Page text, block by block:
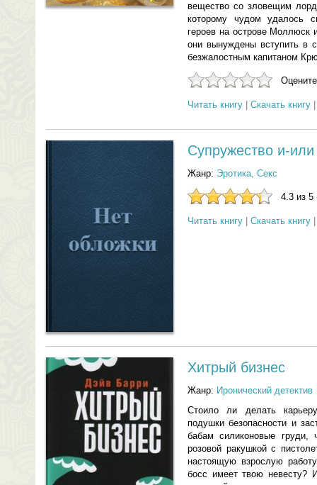
вещество со зловещим
которому чудом удалось
героев на острове Моллюск
они вынуждены вступить в
безжалостным капитаном
Читать книгу Скачать книгу
Супружество и-или
Жанр: Эротика, Секс
4.3 из 5
Читать книгу Скачать книгу
Хитрый бизнес
Жанр: Иронический детектив
Стоило ли делать
подушки безопасности и
бабам силиконовые груди,
розовой ракушкой с
настоящую взрослую
босс имеет твою невесту?